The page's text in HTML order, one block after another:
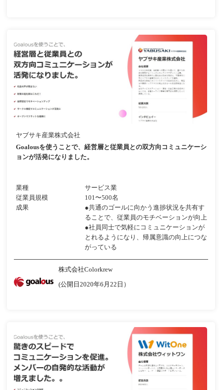
ヤブサキ産業株式会社
Goalousを使うことで、経営層と従業員との双方向コミュニケーシ
ョンが活発になりました。
業種
サービス業
従業員規模
101〜500名
成果
●共通のゴールに向かう進捗状況を共有す
ることで、従業員のモチベーションが向上
●社員同士で気軽にコミュニケーションが
とれるようになり、帰属意識の向上につな
がっている
株式会社Colorkrew
(公開日2020年6月22日）